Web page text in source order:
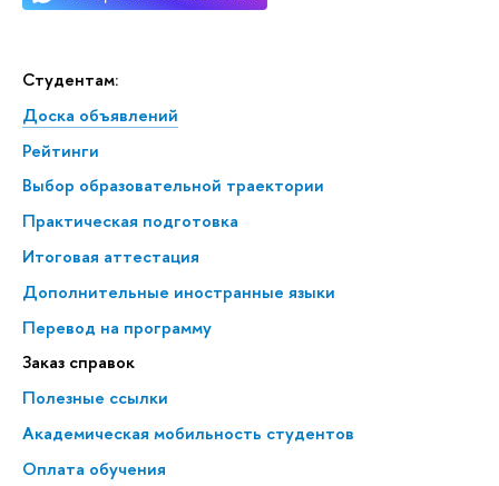
Студентам:
Доска объявлений
Рейтинги
ыбор образовательной траектории
Практическая подготовка
Итоговая аттестация
Дополнительные иностранные языки
Перевод на программу
Заказ справок
Полезные ссылки
Академическая мобильность студенто
Оплата обучения